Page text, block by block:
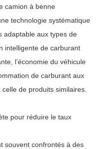
camion à benne
technologie systématique
adaptable aux types de
intelligente de carburant
l’économie du véhicule
de carburant aux
de produits similaires.
pour réduire le taux
souvent confrontés à des